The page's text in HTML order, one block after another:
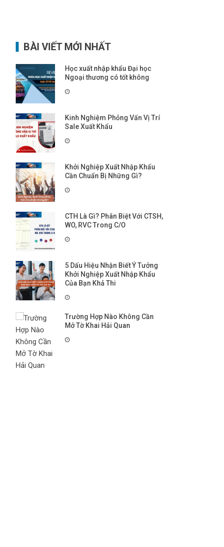
BÀI VIẾT MỚI NHẤT
Học xuất nhập khẩu Đại học
Ngoại thương có tốt không
Kinh Nghiệm Phỏng Vấn Vị Trí
Sale Xuất Khẩu
Khởi Nghiệp Xuất Nhập Khẩu
Cần Chuẩn Bị Những Gì?
CTH Là Gì? Phân Biệt Với CTSH,
WO, RVC Trong C/O
5 Dấu Hiệu Nhận Biết Ý Tưởng
Khởi Nghiệp Xuất Nhập Khẩu
Của Bạn Khả Thi
Trường Hợp Nào Không Cần
Mở Tờ Khai Hải Quan